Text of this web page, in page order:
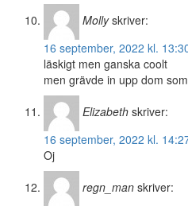
Molly skriver:
16 september, 2022 kl.
läskigt men ganska coolt
men grävde in upp dom
Elizabeth skriver:
16 september, 2022 kl.
Oj
regn_man skriver: